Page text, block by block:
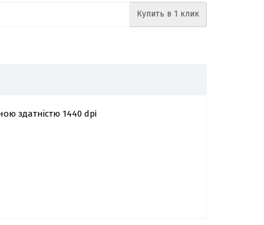
Купить в 1 клик
здатністю 1440 dpi